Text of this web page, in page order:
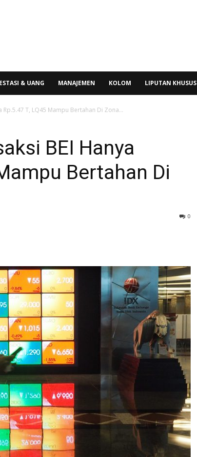
& UANG MANAJEMEN KOLOM LIPUTAN KHUSUS
Rp.5.47 T, LQ45 Mampu Bertahan Di Zona...
BEI Hanya
Bertahan Di
0